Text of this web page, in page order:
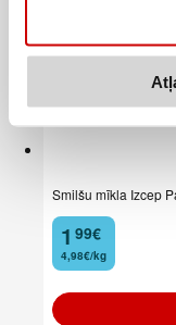
Smilšu mīkla Izcep
1
. 99€
4,98€/kg